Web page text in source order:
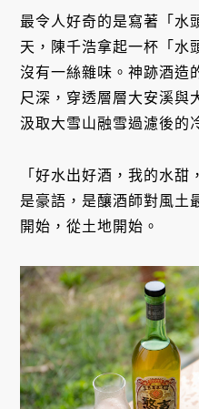
最令人好奇的是寫著「水
天，陳千浩拿起一杯「水
沒有一絲雜味。神跡酒造
尺深，穿透層層大安溪與
汲取大雪山融雪過濾後的
「好水出好酒，我的水
是豪語，是釀酒師對風
開始，從土地開始。